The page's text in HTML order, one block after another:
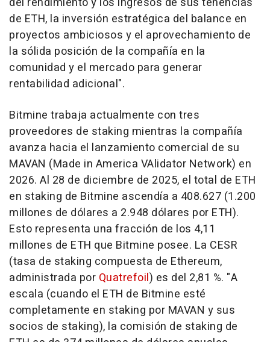
de ETH, la inversión estratégica del balance en
proyectos ambiciosos y el aprovechamiento de
la sólida posición de la compañía en la
comunidad y el mercado para generar
rentabilidad adicional".
Bitmine trabaja actualmente con tres
proveedores de staking mientras la compañía
avanza hacia el lanzamiento comercial de su
MAVAN (Made in America VAlidator Network) en
2026. Al 28 de diciembre de 2025, el total de ETH
en staking de Bitmine ascendía a 408.627 (1.200
millones de dólares a 2.948 dólares por ETH).
Esto representa una fracción de los 4,11
millones de ETH que Bitmine posee. La CESR
(tasa de staking compuesta de Ethereum,
administrada por Quatrefoil) es del 2,81 %. "A
escala (cuando el ETH de Bitmine esté
completamente en staking por MAVAN y sus
socios de staking), la comisión de staking de